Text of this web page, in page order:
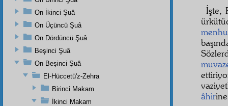
İşte,
âhir
On İkinci Şuâ
On Üçüncü Şuâ
On Dördüncü Şuâ
Beşinci Şuâ
On Beşinci Şuâ
El-Hüccetü'z-Zehra
Birinci Makam
İkinci Makam